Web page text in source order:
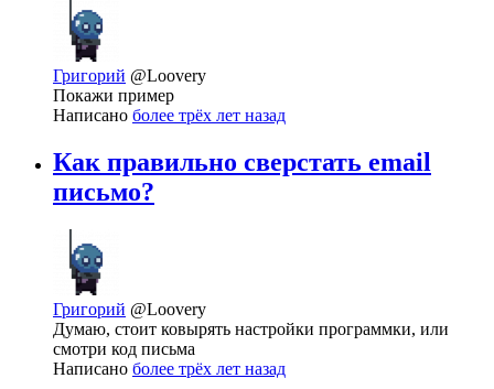
Григорий @Loovery
Покажи пример
Написано более трёх лет назад
Как правильно сверстать email
письмо?
Григорий @Loovery
Думаю, стоит ковырять настройки программки, или
смотри код письма
Написано более трёх лет назад